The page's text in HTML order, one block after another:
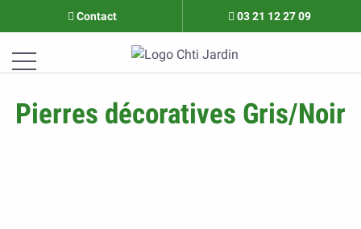
Contact 03 21 12 27 09
Pierres décoratives Gris/Noir